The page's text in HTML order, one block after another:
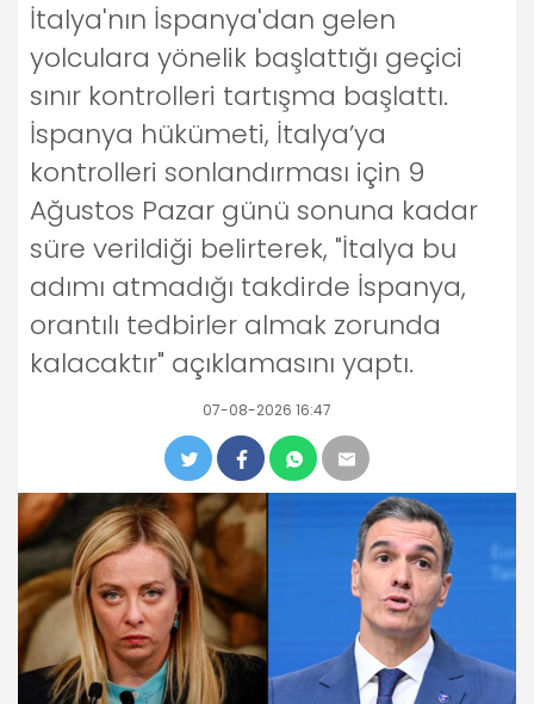
İtalya'nın İspanya'dan gelen
yolculara yönelik başlattığı geçici
sınır kontrolleri tartışma başlattı.
İspanya hükümeti, İtalya’ya
kontrolleri sonlandırması için 9
Ağustos Pazar günü sonuna kadar
süre verildiği belirterek, "İtalya bu
adımı atmadığı takdirde İspanya,
orantılı tedbirler almak zorunda
kalacaktır" açıklamasını yaptı.
07-08-2026 16:47